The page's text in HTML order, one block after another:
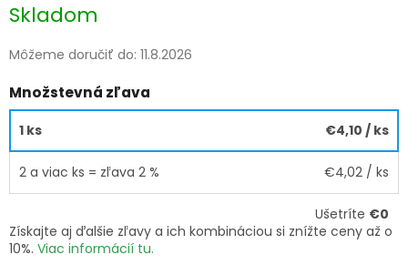
cena:
Skladom
Môžeme doručiť do: 11.8.2026
Množstevná zľava
1 ks €4,10 / ks
2 a viac ks = zľava 2 % €4,02 / ks
Ušetríte €0
Získajte aj ďalšie zľavy a ich kombináciou si znížte ceny až o
10%. Viac informácií tu.